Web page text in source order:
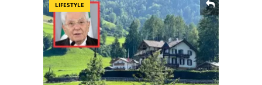
LIFESTYLE